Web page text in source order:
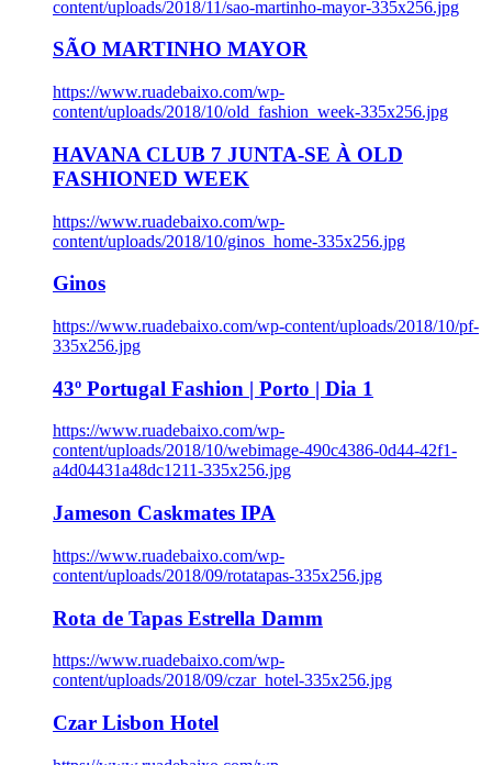
content/uploads/2018/11/sao-martinho-mayor-335x256.jpg
SÃO MARTINHO MAYOR
https://www.ruadebaixo.com/wp-
content/uploads/2018/10/old_fashion_week-335x256.jpg
HAVANA CLUB 7 JUNTA-SE À OLD
FASHIONED WEEK
https://www.ruadebaixo.com/wp-
content/uploads/2018/10/ginos_home-335x256.jpg
Ginos
https://www.ruadebaixo.com/wp-content/uploads/2018/10/pf-
335x256.jpg
43º Portugal Fashion | Porto | Dia 1
https://www.ruadebaixo.com/wp-
content/uploads/2018/10/webimage-490c4386-0d44-42f1-
a4d04431a48dc1211-335x256.jpg
Jameson Caskmates IPA
https://www.ruadebaixo.com/wp-
content/uploads/2018/09/rotatapas-335x256.jpg
Rota de Tapas Estrella Damm
https://www.ruadebaixo.com/wp-
content/uploads/2018/09/czar_hotel-335x256.jpg
Czar Lisbon Hotel